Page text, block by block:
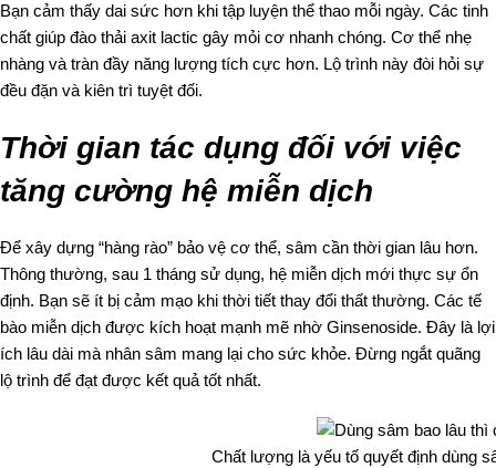
Bạn cảm thấy dai sức hơn khi tập luyện thể thao mỗi ngày. Các tinh
chất giúp đào thải axit lactic gây mỏi cơ nhanh chóng. Cơ thể nhẹ
nhàng và tràn đầy năng lượng tích cực hơn. Lộ trình này đòi hỏi sự
đều đặn và kiên trì tuyệt đối.
Thời gian tác dụng đối với việc
tăng cường hệ miễn dịch
Để xây dựng “hàng rào” bảo vệ cơ thể, sâm cần thời gian lâu hơn.
Thông thường, sau 1 tháng sử dụng, hệ miễn dịch mới thực sự ổn
định. Bạn sẽ ít bị cảm mạo khi thời tiết thay đổi thất thường. Các tế
bào miễn dịch được kích hoạt mạnh mẽ nhờ Ginsenoside. Đây là lợi
ích lâu dài mà nhân sâm mang lại cho sức khỏe. Đừng ngắt quãng
lộ trình để đạt được kết quả tốt nhất.
Chất lượng là yếu tố quyết định dùng